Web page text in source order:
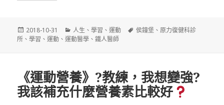
發
佈
2018-10-31
分
類
人生 、學習 、運動
標
侯鐘堡 、原力復健科診
所 、學習 、運動 、運動醫學 、鐵人醫師
《運動營養》?教練，我想變強?
我該補充什麼營養素比較好